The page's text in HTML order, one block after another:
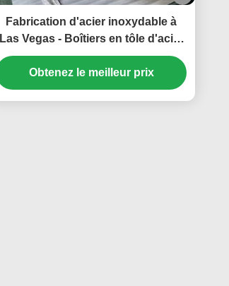
Fabrication d'acier inoxydable à
Las Vegas - Boîtiers en tôle d'acier
inoxydable pour l'industrie
médicale et composants de
balances électroniques multi-têtes
Obtenez le meilleur prix